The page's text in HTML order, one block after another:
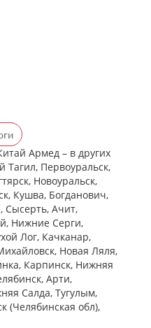
Армед – в других
Тагил, Первоуральск,
Новоуральск,
Кушва, Богданович,
Сысерть, Ачит,
Нижние Cерги,
Лог, Качканар,
Новая Ляля,
Карпинск, Нижняя
Арти,
Салда, Тугулым,
(Челябинская обл),